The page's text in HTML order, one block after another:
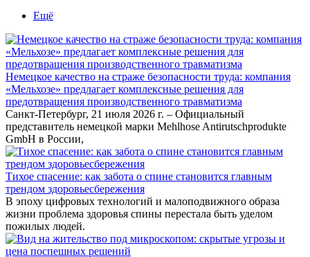
Ещё
Немецкое качество на страже безопасности труда: компания
«Мельхозе» предлагает комплексные решения для
предотвращения производственного травматизма
Санкт-Петербург, 21 июля 2026 г. – Официальный
представитель немецкой марки Mehlhose Antirutschprodukte
GmbH в России,
Тихое спасение: как забота о спине становится главным
трендом здоровьесбережения
В эпоху цифровых технологий и малоподвижного образа
жизни проблема здоровья спины перестала быть уделом
пожилых людей.